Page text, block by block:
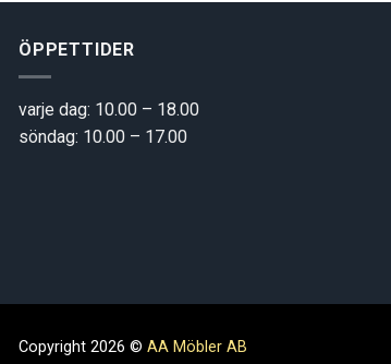
ÖPPETTIDER
varje dag: 10.00 – 18.00
söndag: 10.00 – 17.00
Copyright 2026 © AA Möbler AB